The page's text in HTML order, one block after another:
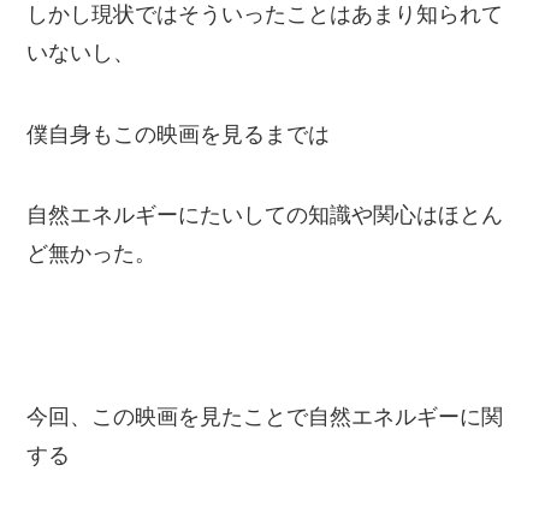
しかし現状ではそういったことはあまり知られて
いないし、
僕自身もこの映画を見るまでは
自然エネルギーにたいしての知識や関心はほとん
ど無かった。
今回、この映画を見たことで自然エネルギーに関
する